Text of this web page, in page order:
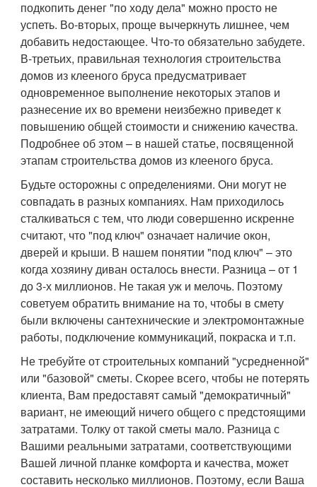
подкопить денег "по ходу дела" можно просто не
успеть. Во-вторых, проще вычеркнуть лишнее, чем
добавить недостающее. Что-то обязательно забудете.
В-третьих, правильная технология строительства
домов из клееного бруса предусматривает
одновременное выполнение некоторых этапов и
разнесение их во времени неизбежно приведет к
повышению общей стоимости и снижению качества.
Подробнее об этом – в нашей статье, посвященной
этапам строительства домов из клееного бруса.
Будьте осторожны с определениями. Они могут не
совпадать в разных компаниях. Нам приходилось
сталкиваться с тем, что люди совершенно искренне
считают, что "под ключ" означает наличие окон,
дверей и крыши. В нашем понятии "под ключ" – это
когда хозяину диван осталось внести. Разница – от 1
до 3-х миллионов. Не такая уж и мелочь. Поэтому
советуем обратить внимание на то, чтобы в смету
были включены сантехнические и электромонтажные
работы, подключение коммуникаций, покраска и т.п.
Не требуйте от строительных компаний "усредненной"
или "базовой" сметы. Скорее всего, чтобы не потерять
клиента, Вам предоставят самый "демократичный"
вариант, не имеющий ничего общего с предстоящими
затратами. Толку от такой сметы мало. Разница с
Вашими реальными затратами, соответствующими
Вашей личной планке комфорта и качества, может
составить несколько миллионов. Поэтому, если Ваша